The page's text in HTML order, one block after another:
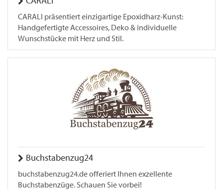
CARALI präsentiert einzigartige Epoxidharz-Kunst:
Handgefertigte Accessoires, Deko & individuelle
Wunschstücke mit Herz und Stil.
Buchstabenzug24
buchstabenzug24.de offeriert Ihnen exzellente
Buchstabenzüge. Schauen Sie vorbei!